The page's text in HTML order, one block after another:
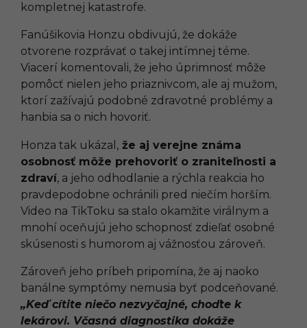
kompletnej katastrofe.
Fanúšikovia Honzu obdivujú, že dokáže
otvorene rozprávať o takej intímnej téme.
Viacerí komentovali, že jeho úprimnosť môže
pomôcť nielen jeho priaznivcom, ale aj mužom,
ktorí zažívajú podobné zdravotné problémy a
hanbia sa o nich hovoriť.
Honza tak ukázal, že aj verejne známa
osobnosť môže prehovoriť o zraniteľnosti a
zdraví, a jeho odhodlanie a rýchla reakcia ho
pravdepodobne ochránili pred niečím horším.
Video na TikToku sa stalo okamžite virálnym a
mnohí oceňujú jeho schopnosť zdieľať osobné
skúsenosti s humorom aj vážnosťou zároveň.
Zároveň jeho príbeh pripomína, že aj naoko
banálne symptómy nemusia byť podceňované.
„Keď cítite niečo nezvyčajné, choďte k
lekárovi. Včasná diagnostika dokáže